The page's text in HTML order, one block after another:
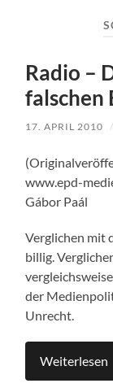
Radio –
falschen
17. APRIL 2010 /
www.epd-
Gábor Paál
Verglichen mit
billig.
der
Unrecht.
Weiterlesen